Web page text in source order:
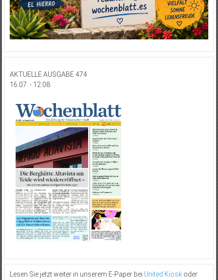
AKTUELLE AUSGABE 474
16.07. - 12.08.
Lesen Sie jetzt weiter in unserem E-Paper bei United Kioskoder